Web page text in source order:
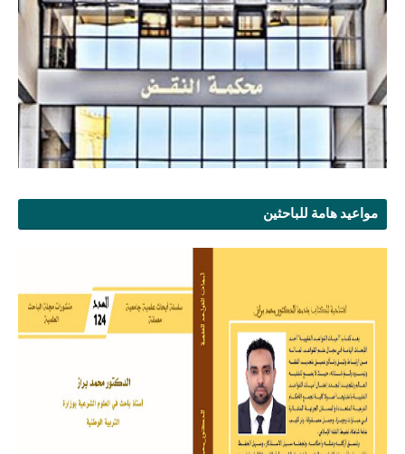
مواعيد هامة للباحثين